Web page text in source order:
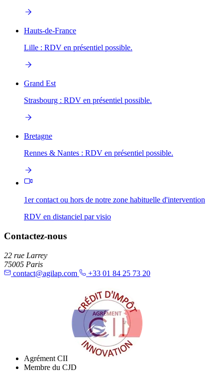
Hauts-de-France
Lille : RDV en présentiel possible.
Grand Est
Strasbourg : RDV en présentiel possible.
Bretagne
Rennes & Nantes : RDV en présentiel possible.
1er contact ou hors de notre zone habituelle d'intervention
RDV en distanciel par visio
Contactez-nous
22 rue Larrey
75005 Paris
contact@agilap.com
+33 01 84 25 73 20
Agrément CII
Membre du CJD